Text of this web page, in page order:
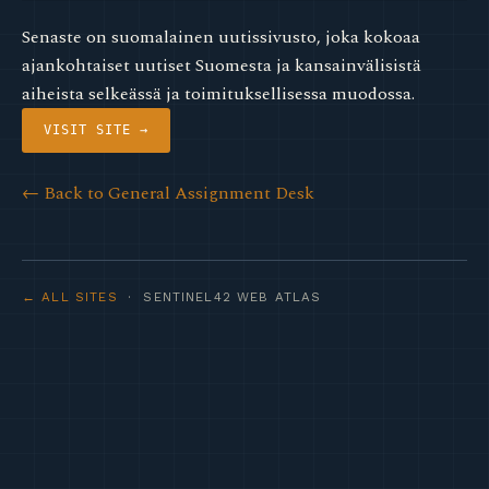
Senaste on suomalainen uutissivusto, joka kokoaa
ajankohtaiset uutiset Suomesta ja kansainvälisistä
aiheista selkeässä ja toimituksellisessa muodossa.
VISIT SITE →
← Back to General Assignment Desk
← ALL SITES · SENTINEL42 WEB ATLAS